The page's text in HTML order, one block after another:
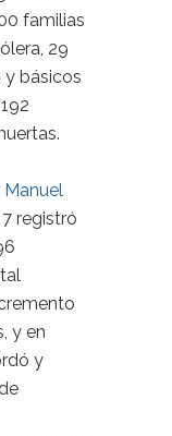
familias
29
básicos
registró
y en
y